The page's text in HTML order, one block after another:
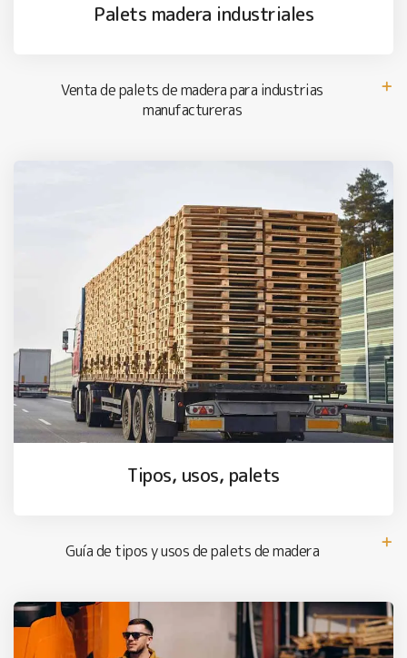
Palets madera industriales
Venta de palets de madera para industrias
manufactureras
Tipos, usos, palets
Guía de tipos y usos de palets de madera